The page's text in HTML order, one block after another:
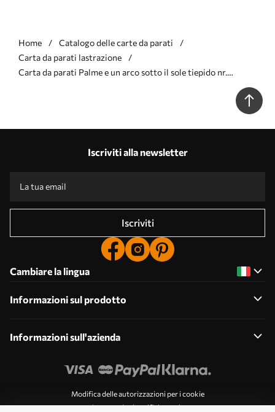
Home
Catalogo delle carte da parati
Carta da parati lastrazione
Carta da parati Palme e un arco sotto il sole tiepido nr.
Iscriviti alla newsletter
Iscriviti
Cambiare la lingua
Informazioni sul prodotto
Informazioni sull'azienda
Modifica delle autorizzazioni per i cookie
Impostazioni notifiche push